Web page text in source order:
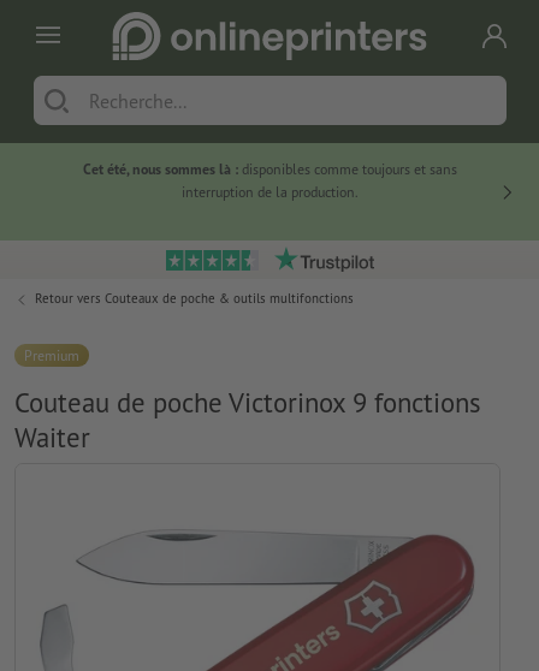
Cet été, nous sommes là :disponibles comme toujours et sans
interruption de la production.
Retour vers Couteaux de poche & outils multifonctions
Premium
Couteau de poche Victorinox 9 fonctions
Waiter